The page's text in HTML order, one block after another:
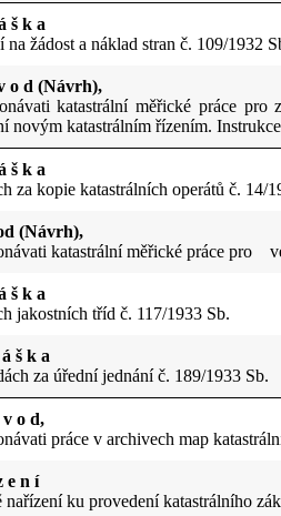
š k a
na žádost a náklad stran č. 109/1932
o d (Návrh),
katastrální měřické práce pro
novým katastrálním řízením.
š k a
za kopie katastrálních operátů č. 14/
(Návrh),
katastrální měřické práce pro
š k a
jakostních tříd č. 11 7/1933 Sb.
š k a
za úřední jednáníč. 189/1933 Sb.
o d,
práce v archivech map
e n í
nařízení ku provedeníkatastrálního